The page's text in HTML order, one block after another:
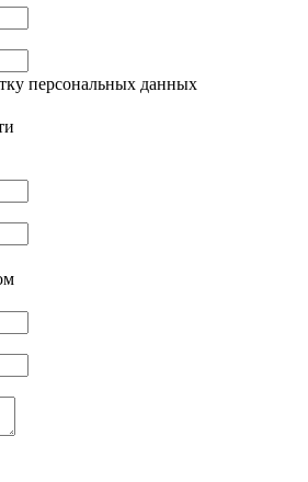
персональных данных